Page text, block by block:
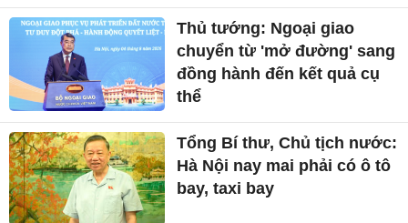
Thủ tướng: Ngoại giao
chuyển từ 'mở đường' sang
đồng hành đến kết quả cụ
thể
Tổng Bí thư, Chủ tịch nước:
Hà Nội nay mai phải có ô tô
bay, taxi bay